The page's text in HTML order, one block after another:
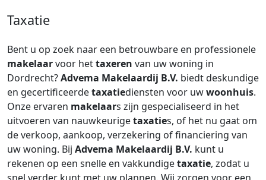
Taxatie
Bent u op zoek naar een betrouwbare en professionele
makelaarvoor hettaxeren van uw woning in
Dordrecht?Advema Makelaardij B.V. biedt deskundige
en gecertificeerdetaxatiediensten voor uwwoonhuis.
Onze ervaren makelaars zijn gespecialiseerd in het
uitvoeren van nauwkeurigetaxaties, of het nu gaat om
de verkoop, aankoop, verzekering of financiering van
uw woning. Bij Advema Makelaardij B.V. kunt u
rekenen op een snelle en vakkundigetaxatie, zodat u